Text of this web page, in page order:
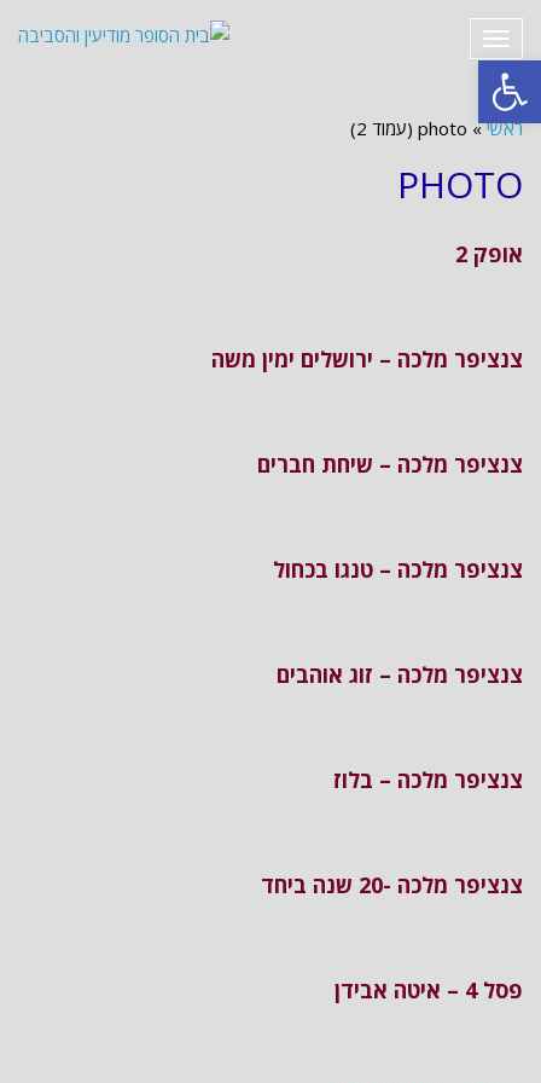
פתח סרגל נגישות
תפריט
ראשי » photo (עמוד 2)
PHOTO
אופק 2
צנציפר מלכה – ירושלים ימין משה
צנציפר מלכה – שיחת חברים
צנציפר מלכה – טנגו בכחול
צנציפר מלכה – זוג אוהבים
צנציפר מלכה – בלוז
צנציפר מלכה -20 שנה ביחד
פסל 4 – איטה אבידן